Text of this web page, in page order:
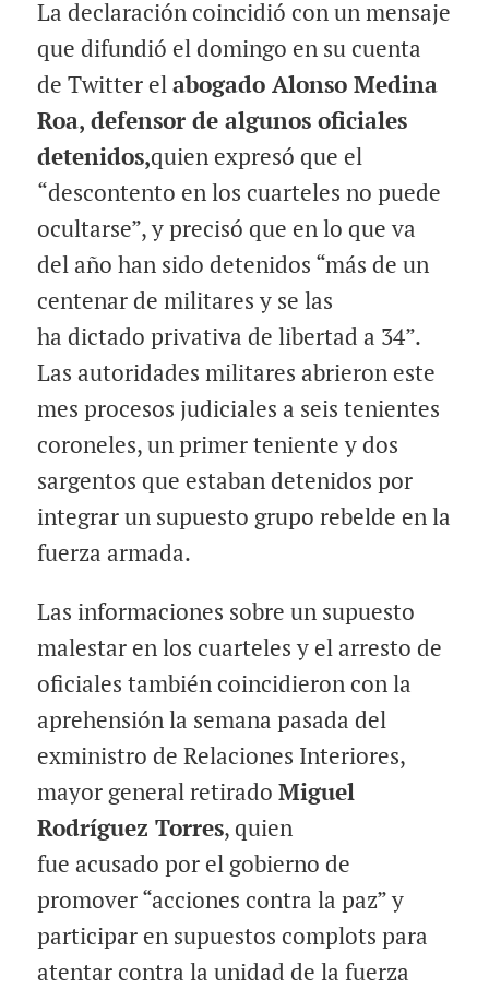
Ladeclaracióncoincidió con un mensaje
que difundió el domingo en su cuenta
de Twitter elabogado Alonso Medina
Roa, defensor de algunos oficiales
detenidos,quien expresó que el
“descontento en los cuarteles no puede
ocultarse”, y precisó que en lo que va
del año han sido detenidos “más de un
centenar de militares y se las
hadictado privativa de libertad a 34”.
Las autoridades militares abrieron este
mes procesos judiciales a seis tenientes
coroneles, un primer teniente y dos
sargentos queestabandetenidos por
integrar un supuesto grupo rebelde en la
fuerza armada.
Las informaciones sobre un supuesto
malestar en los cuarteles y el arresto de
oficiales también coincidieron con la
aprehensión la semana pasada del
exministro de Relaciones Interiores,
mayor general retiradoMiguel
Rodríguez Torres, quien
fueacusado por el gobierno de
promover “acciones contra la paz” y
participar en supuestos complots para
atentar contra la unidad de la fuerza